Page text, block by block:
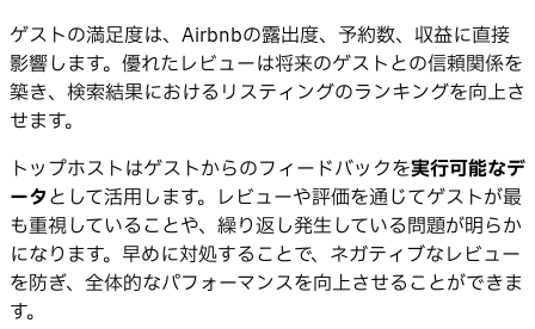
ゲストの満足度は、Airbnbの露出度、予約数、収益に直接
影響します。優れたレビューは将来のゲストとの信頼関係を
築き、検索結果におけるリスティングのランキングを向上さ
せます。
トップホストはゲストからのフィードバックを実行可能なデ
ータとして活用します。レビューや評価を通じてゲストが最
も重視していることや、繰り返し発生している問題が明らか
になります。早めに対処することで、ネガティブなレビュー
を防ぎ、全体的なパフォーマンスを向上させることができま
す。